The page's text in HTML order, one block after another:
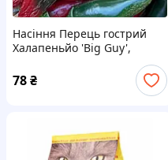
Насіння Перець гострий
Халапеньйо 'Big Guy',
Capsicum annuum 5 шт/уп
78₴